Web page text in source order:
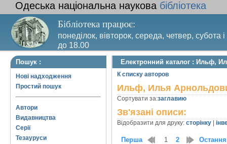
Одеська національна наукова бібліотека
Бібліотека працює:
понеділок, вівторок, середа, четвер, субота
до 18.00
Вихідний день – п’ятниця. Останній четвер
Пошук :
Нові надходження
Простий пошук
Автори
Видавництва
Серії
Тезауруси
Електронний каталог : Ильф,
К списку авторов
Ильф, Илья
Сортувати за:заглавию
Зв'язані описи:
Відобразити для друку: сторінку
Перша 1 2 Остання